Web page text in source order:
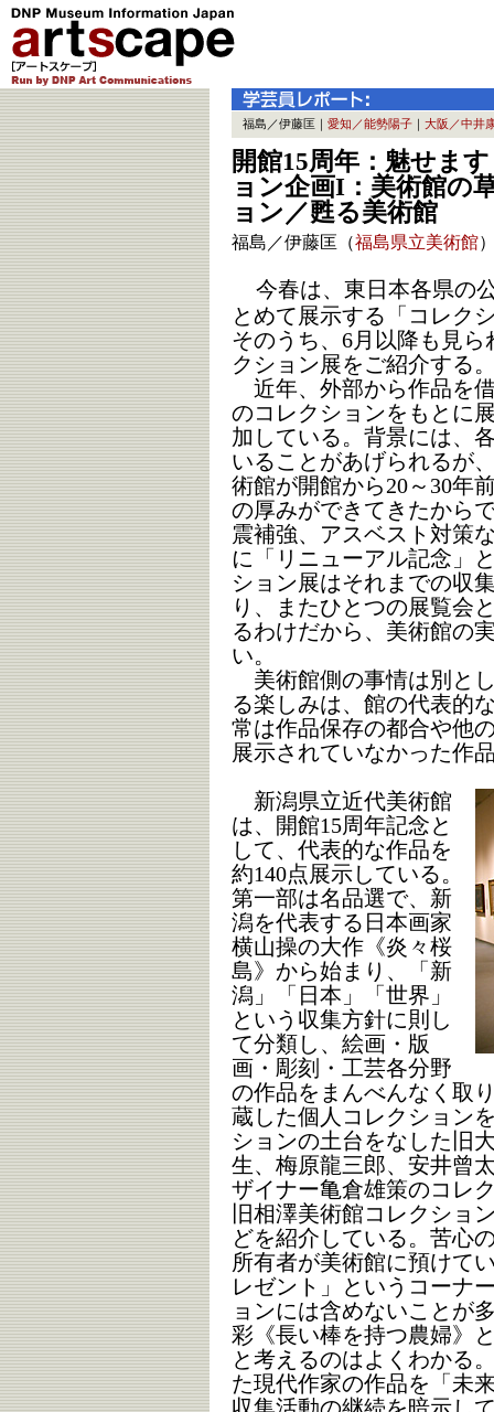
福島／伊藤匡｜ 愛知／能勢陽子 ｜ 大阪／中井
開館15周年：魅せま
ョン企画I：美術館の
ョン／甦る美術館
福島／伊藤匡（福島県立美術館
今春は、東日本各県の
とめて展示する「コレク
そのうち、6月以降も見
クション展をご紹介する
近年、外部から作品を
のコレクションをもとに
加している。背景には、
いることがあげられるが
術館が開館から20～30年
の厚みができてきたから
震補強、アスベスト対策
に「リニューアル記念」
ション展はそれまでの収
り、またひとつの展覧会
るわけだから、美術館の
い。
美術館側の事情は別と
る楽しみは、館の代表的
常は作品保存の都合や他
展示されていなかった作
新潟県立近代美術館
は、開館15周年記念と
して、代表的な作品を
約140点展示している。
第一部は名品選で、新
潟を代表する日本画家
横山操の大作《炎々桜
島》から始まり、「新
潟」「日本」「世界」
という収集方針に則し
て分類し、絵画・版
画・彫刻・工芸各分野
の作品をまんべんなく取
蔵した個人コレクション
ションの土台をなした旧
生、梅原龍三郎、安井曾
ザイナー亀倉雄策のコレ
旧相澤美術館コレクショ
どを紹介している。苦心
所有者が美術館に預けて
レゼント」というコーナ
ョンには含めないことが
彩《長い棒を持つ農婦》
と考えるのはよくわかる
た現代作家の作品を「未